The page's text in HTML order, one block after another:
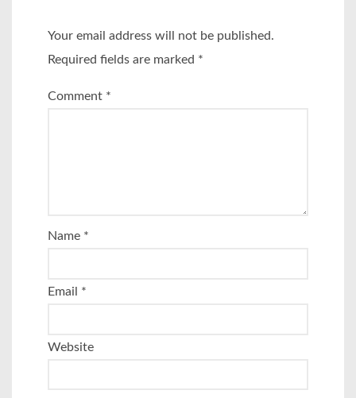
Your email address will not be published.
Required fields are marked *
Comment *
Name *
Email *
Website